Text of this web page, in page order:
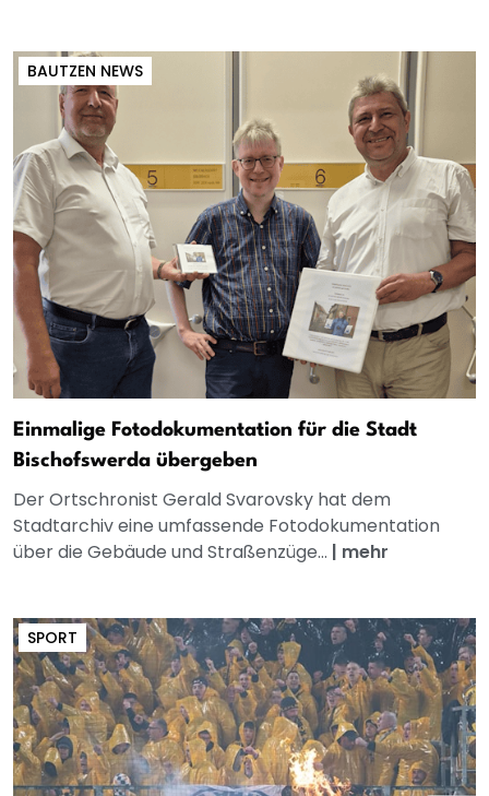
BAUTZEN NEWS
Einmalige Fotodokumentation für die Stadt
Bischofswerda übergeben
Der Ortschronist Gerald Svarovsky hat dem
Stadtarchiv eine umfassende Fotodokumentation
über die Gebäude und Straßenzüge... | mehr
SPORT